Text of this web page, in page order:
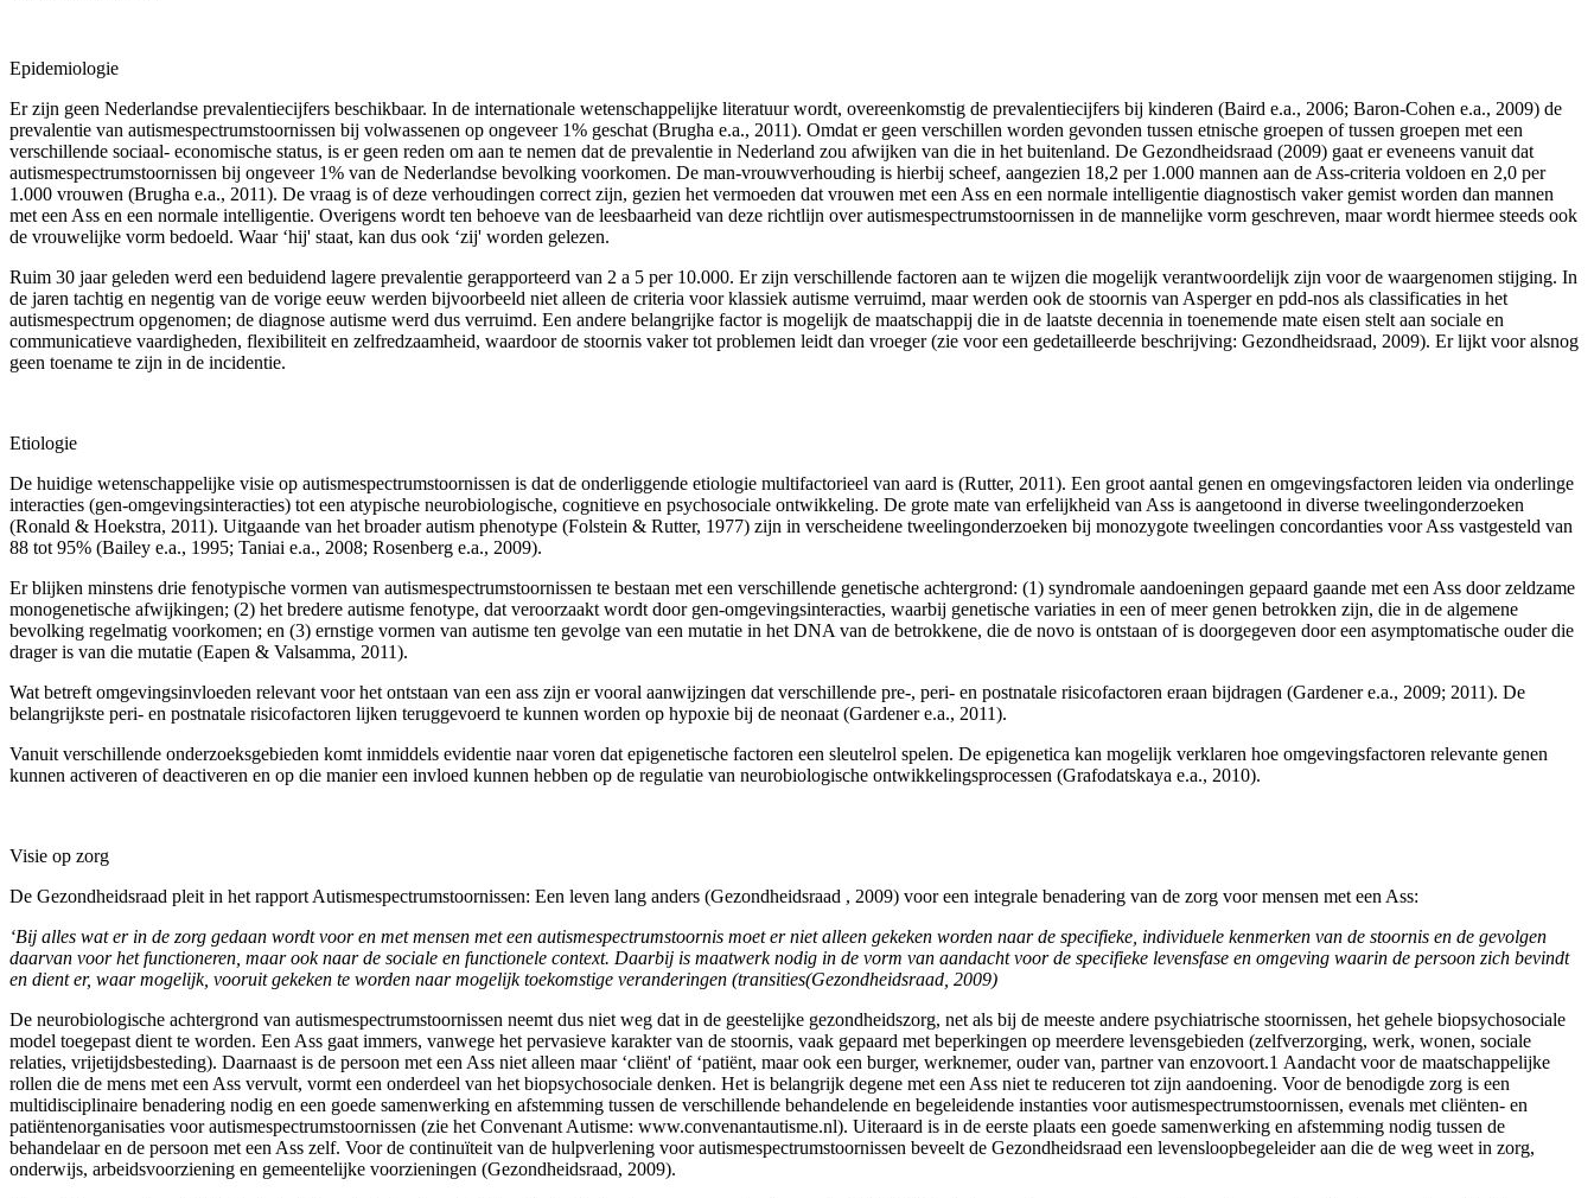
Epidemiologie
Er zijn geen Nederlandse prevalentiecijfers beschikbaar. In de internatio­nale wetenschappelijke literatuur wordt, overeenkomstig de prevalentiecijfers bij kinderen (Baird e.a., 2006; Baron-Cohen e.a., 2009) de
preva­lentie van autismespectrumstoornissen bij volwassenen op ongeveer 1% geschat (Brugha e.a., 2011). Omdat er geen verschillen worden gevonden tussen etnische groepen of tussen groepen met een
verschillende sociaal- economische status, is er geen reden om aan te nemen dat de prevalentie in Nederland zou afwijken van die in het buitenland. De Gezondheidsraad (2009) gaat er eveneens vanuit dat
autismespectrumstoornissen bij onge­veer 1% van de Nederlandse bevolking voorkomen. De man-vrouwverhouding is hierbij scheef, aangezien 18,2 per 1.000 mannen aan de Ass-criteria voldoen en 2,0 per
1.000 vrouwen (Brugha e.a., 2011). De vraag is of deze verhoudingen correct zijn, gezien het vermoeden dat vrouwen met een Ass en een normale intelligentie diagnostisch vaker gemist worden dan mannen
met een Ass en een normale intelligentie. Overigens wordt ten behoeve van de leesbaarheid van deze richtlijn over autismespectrumstoornissen in de mannelijke vorm geschreven, maar wordt hiermee steeds ook
de vrouwe­lijke vorm bedoeld. Waar ‘hij' staat, kan dus ook ‘zij' worden gelezen.
Ruim 30 jaar geleden werd een beduidend lagere prevalentie gerappor­teerd van 2 a 5 per 10.000. Er zijn verschillende factoren aan te wijzen die mogelijk verantwoordelijk zijn voor de waargenomen stijging. In
de jaren tachtig en negentig van de vorige eeuw werden bijvoorbeeld niet alleen de criteria voor klassiek autisme verruimd, maar werden ook de stoornis van Asperger en pdd-nos als classificaties in het
autismespectrum opge­nomen; de diagnose autisme werd dus verruimd. Een andere belangrijke factor is mogelijk de maatschappij die in de laatste decennia in toenemende mate eisen stelt aan sociale en
communicatieve vaardigheden, flexibiliteit en zelfredzaamheid, waardoor de stoornis vaker tot problemen leidt dan vroeger (zie voor een gedetailleerde beschrijving: Gezondheidsraad, 2009). Er lijkt voor alsnog
geen toename te zijn in de incidentie.
Etiologie
De huidige wetenschappelijke visie op autismespectrumstoornissen is dat de onderliggende etiologie multifactorieel van aard is (Rutter, 2011). Een groot aantal genen en omgevingsfactoren leiden via onderlinge
interacties (gen-omgevingsinteracties) tot een atypische neurobiologische, cognitieve en psychosociale ontwikkeling. De grote mate van erfelijkheid van Ass is aangetoond in diverse tweelingonderzoeken
(Ronald & Hoekstra, 2011). Uitgaande van het broader autism phenotype (Folstein & Rutter, 1977) zijn in verscheidene tweelingonderzoeken bij monozygote tweelingen concor­danties voor Ass vastgesteld van
88 tot 95% (Bailey e.a., 1995; Taniai e.a., 2008; Rosenberg e.a., 2009).
Er blijken minstens drie fenotypische vormen van autismespectrum­stoornissen te bestaan met een verschillende genetische achtergrond: (1) syndromale aandoeningen gepaard gaande met een Ass door zeldzame
monogenetische afwijkingen; (2) het bredere autisme fenotype, dat veroor­zaakt wordt door gen-omgevingsinteracties, waarbij genetische variaties in een of meer genen betrokken zijn, die in de algemene
bevolking regel­matig voorkomen; en (3) ernstige vormen van autisme ten gevolge van een mutatie in het DNA van de betrokkene, die de novo is ontstaan of is door­gegeven door een asymptomatische ouder die
drager is van die mutatie (Eapen & Valsamma, 2011).
Wat betreft omgevingsinvloeden relevant voor het ontstaan van een ass zijn er vooral aanwijzingen dat verschillende pre-, peri- en postnatale risi­cofactoren eraan bijdragen (Gardener e.a., 2009; 2011). De
belangrijkste peri- en postnatale risicofactoren lijken teruggevoerd te kunnen worden op hypoxie bij de neonaat (Gardener e.a., 2011).
Vanuit verschillende onderzoeksgebieden komt inmiddels evidentie naar voren dat epigenetische factoren een sleutelrol spelen. De epigenetica kan mogelijk verklaren hoe omgevingsfactoren relevante genen
kunnen acti­veren of deactiveren en op die manier een invloed kunnen hebben op de regulatie van neurobiologische ontwikkelingsprocessen (Grafodatskaya e.a., 2010).
Visie op zorg
De Gezondheidsraad pleit in het rapport Autismespectrumstoornissen: Een leven lang anders (Gezondheidsraad , 2009) voor een integrale benadering van de zorg voor mensen met een Ass:
‘Bij alles wat er in de zorg gedaan wordt voor en met mensen met een autismespectrumstoornis moet er niet alleen gekeken worden naar de specifieke, individuele kenmerken van de stoornis en de gevolgen
daarvan voor het functioneren, maar ook naar de sociale en functio­nele context. Daarbij is maatwerk nodig in de vorm van aandacht voor de specifieke levensfase en omgeving waarin de persoon zich bevindt
en dient er, waar mogelijk, vooruit gekeken te worden naar mogelijk toekomstige veranderingen (transities(Gezondheidsraad, 2009)
De neurobiologische achtergrond van autismespectrumstoornissen neemt dus niet weg dat in de geestelijke gezondheidszorg, net als bij de meeste andere psychiatrische stoornissen, het gehele biopsychosociale
model toegepast dient te worden. Een Ass gaat immers, vanwege het pervasieve karakter van de stoornis, vaak gepaard met beperkingen op meerdere levensgebieden (zelfverzorging, werk, wonen, sociale
relaties, vrijetijdsbe­steding). Daarnaast is de persoon met een Ass niet alleen maar ‘cliënt' of ‘patiënt, maar ook een burger, werknemer, ouder van, partner van enzo­voort.1 Aandacht voor de maatschappelijke
rollen die de mens met een Ass vervult, vormt een onderdeel van het biopsychosociale denken. Het is belangrijk degene met een Ass niet te reduceren tot zijn aandoening. Voor de benodigde zorg is een
multidisciplinaire benadering nodig en een goede samenwerking en afstemming tussen de verschillende behandelende en begeleidende instanties voor autismespectrumstoornissen, evenals met cliënten- en
patiëntenorganisaties voor autismespectrumstoornissen (zie het Convenant Autisme: www.convenantautisme.nl). Uiteraard is in de eerste plaats een goede samenwerking en afstemming nodig tussen de
behandelaar en de persoon met een Ass zelf. Voor de continuïteit van de hulpverlening voor autismespectrumstoornissen beveelt de Gezondheids­raad een levensloopbegeleider aan die de weg weet in zorg,
onderwijs, arbeidsvoorziening en gemeentelijke voorzieningen (Gezondheidsraad, 2009).